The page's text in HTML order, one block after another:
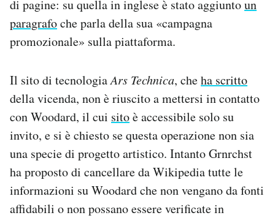
di pagine: su quella in inglese è stato aggiuntoun
paragrafoche parla della sua «campagna
promozionale» sulla piattaforma.
Il sito di tecnologiaArs Technica, cheha scritto
della vicenda, non è riuscito a mettersi in contatto
con Woodard, il cui sitoè accessibile solo su
invito, e si è chiesto se questa operazione non sia
una specie di progetto artistico. Intanto Grnrchst
ha proposto di cancellare da Wikipedia tutte le
informazioni su Woodard che non vengano da fonti
affidabili o non possano essere verificate in